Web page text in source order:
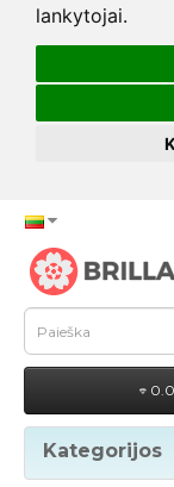
lankytojai.
Kategorijos